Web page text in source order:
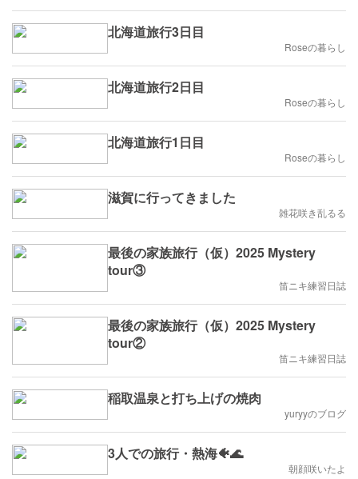
北海道旅行3日目
Roseの暮らし
北海道旅行2日目
Roseの暮らし
北海道旅行1日目
Roseの暮らし
滋賀に行ってきました
雑花咲き乱るる
最後の家族旅行（仮）2025 Mystery
tour③
笛ニキ練習日誌
最後の家族旅行（仮）2025 Mystery
tour②
笛ニキ練習日誌
稲取温泉と打ち上げの焼肉
yuryyのブログ
3人での旅行・熱海🐠🌊
朝顔咲いたよ